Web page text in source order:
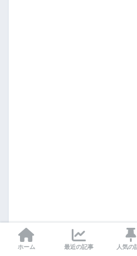
ホーム 最近の記事 人気の